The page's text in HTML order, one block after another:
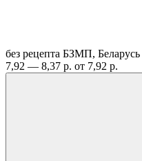
без рецепта БЗМП, Беларусь
7,92 — 8,37 р. от 7,92 р.